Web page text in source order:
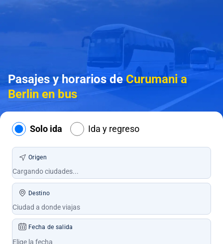
Pasajes y horarios deCurumani a
Berlin en bus
Solo ida Ida y regreso
Origen
Destino
Fecha de salida